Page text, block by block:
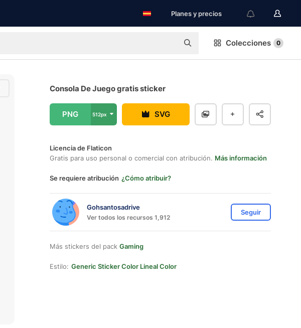
Planes y precios
Colecciones 0
Consola De Juego gratis sticker
PNG 512px SVG
Licencia de Flaticon
Gratis para uso personal o comercial con atribución. Más información
Se requiere atribución ¿Cómo atribuir?
Gohsantosadrive
Ver todos los recursos 1,912
Seguir
Más stickers del pack Gaming
Estilo: Generic Sticker Color Lineal Color